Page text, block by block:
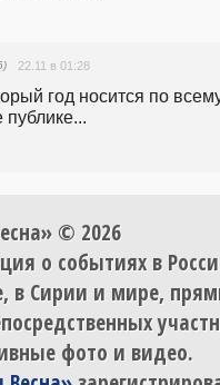
22.11 в 01:28
год носится по
© 2026
о событиях в
в Сирии и мире,
фото и видео.